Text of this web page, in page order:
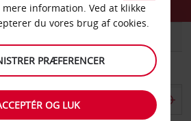
information. Ved at klikke
du vores brug af cookies.
PRÆFERENCER
OG LUK